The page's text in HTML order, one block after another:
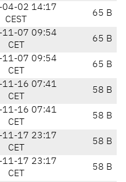
04-02 14:17
CEST
65 B
11-07 09:54
CET
65 B
11-07 09:54
CET
65 B
11-16 07:41
CET
58 B
11-16 07:41
CET
58 B
11-17 23:17
CET
58 B
11-17 23:17
CET
58 B